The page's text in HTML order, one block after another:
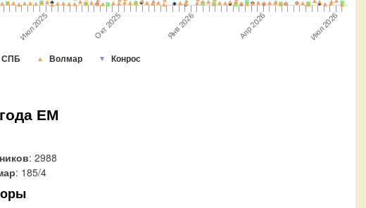
СПБ Волмар Конрос
Июл 2025 Окт 2025 Янв 2026 Апр 2026 Июл 2026
ЕМ
: 2988
: 185/4